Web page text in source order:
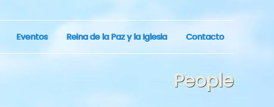
Eventos Reina de la Paz y la Iglesia Contacto
People